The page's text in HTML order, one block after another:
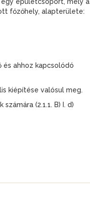
főzőhely, alapterülete:
ahhoz kapcsolódó
kiépítése valósul meg.
(2.1.1. B) I. d)